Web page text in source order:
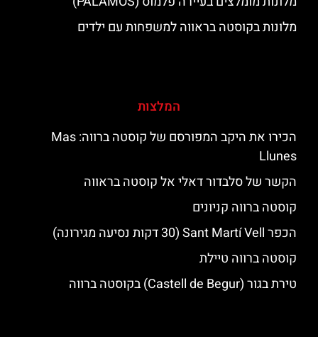
מלונות בקוסטה בראווה למשפחות עם ילדים
המלצות
הכירו את היקב המפורסם של קוסטה ברווה: ‪‪Mas
Llunes‬‬
הקשר של סלבדור דאלי אל קוסטה בראווה
קוסטה ברווה קניונים
הכפר Sant Martí Vell (30 דקות נסיעה מגירונה)
קוסטה ברווה טיילת
טירת בגור (Castell de Begur) בקוסטה ברווה